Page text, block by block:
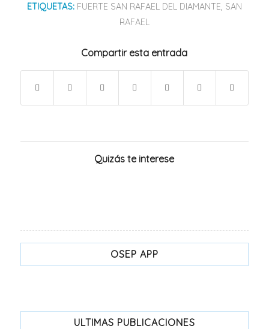
ETIQUETAS: FUERTE SAN RAFAEL DEL DIAMANTE, SAN
RAFAEL
Compartir esta entrada
Quizás te interese
OSEP APP
ULTIMAS PUBLICACIONES